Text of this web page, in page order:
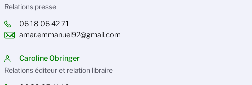
Relations presse
06 18 06 42 71
amar.emmanuel92@gmail.com
Caroline Obringer
Relations éditeur et relation libraire